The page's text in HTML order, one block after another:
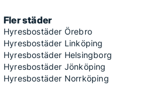
Fler städer
Hyresbostäder Örebro
Hyresbostäder Linköping
Hyresbostäder Helsingborg
Hyresbostäder Jönköping
Hyresbostäder Norrköping